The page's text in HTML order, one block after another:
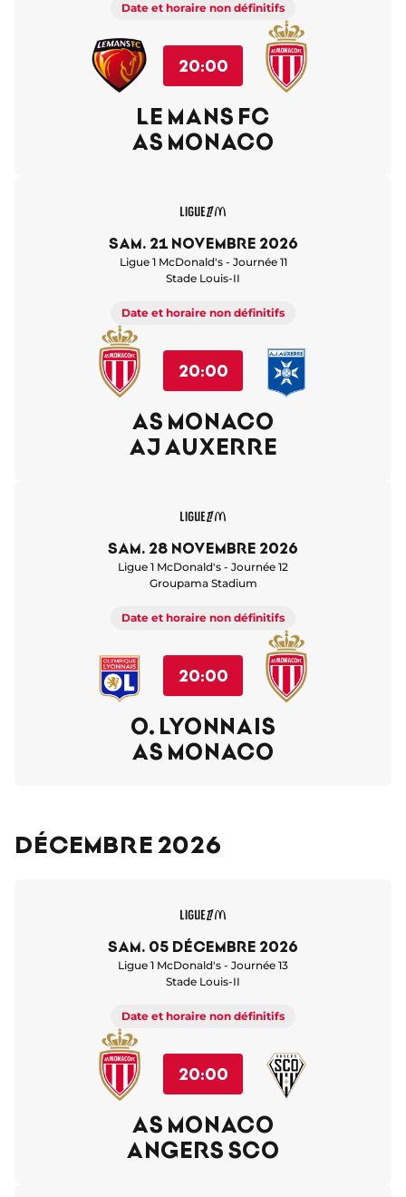
Date et horaire non définitifs
20:00
LE MANS FC
AS MONACO
sam. 21 novembre 2026
Ligue 1 McDonald's - Journée 11
Stade Louis-II
Date et horaire non définitifs
20:00
AS MONACO
AJ AUXERRE
sam. 28 novembre 2026
Ligue 1 McDonald's - Journée 12
Groupama Stadium
Date et horaire non définitifs
20:00
O. LYONNAIS
AS MONACO
Décembre 2026
sam. 05 décembre 2026
Ligue 1 McDonald's - Journée 13
Stade Louis-II
Date et horaire non définitifs
20:00
AS MONACO
ANGERS SCO